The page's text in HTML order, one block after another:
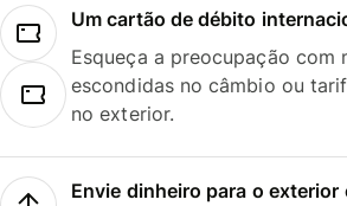
Um cartão de débito
Esqueça a preocupação com
escondidas no câmbio ou
no exterior.
Envie dinheiro para o exterior